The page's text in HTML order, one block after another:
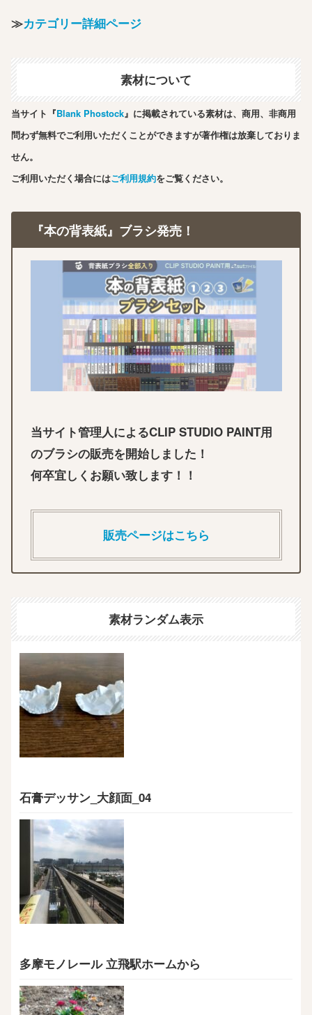
≫カテゴリー詳細ページ
素材について
当サイト『Blank Phostock』に掲載されている素材は、商用、非商用
問わず無料でご利用いただくことができますが著作権は放棄しておりま
せん。
ご利用いただく場合にはご利用規約をご覧ください。
『本の背表紙』ブラシ発売！
当サイト管理人によるCLIP STUDIO PAINT用
のブラシの販売を開始しました！
何卒宜しくお願い致します！！
販売ページはこちら
素材ランダム表示
石膏デッサン_大顔面_04
多摩モノレール 立飛駅ホームから